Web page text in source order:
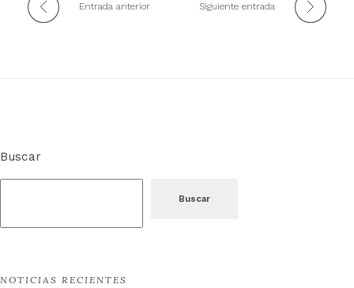
Entrada anterior Siguiente entrada
Buscar
Buscar
NOTICIAS RECIENTES